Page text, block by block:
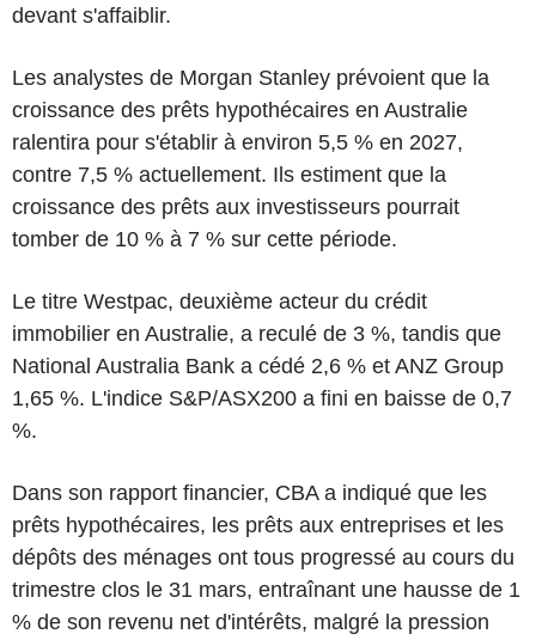
devant s'affaiblir.
Les analystes de Morgan Stanley prévoient que la
croissance des prêts hypothécaires en Australie
ralentira pour s'établir à environ 5,5 % en 2027,
contre 7,5 % actuellement. Ils estiment que la
croissance des prêts aux investisseurs pourrait
tomber de 10 % à 7 % sur cette période.
Le titre Westpac, deuxième acteur du crédit
immobilier en Australie, a reculé de 3 %, tandis que
National Australia Bank a cédé 2,6 % et ANZ Group
1,65 %. L'indice S&P/ASX200 a fini en baisse de 0,7
%.
Dans son rapport financier, CBA a indiqué que les
prêts hypothécaires, les prêts aux entreprises et les
dépôts des ménages ont tous progressé au cours du
trimestre clos le 31 mars, entraînant une hausse de 1
% de son revenu net d'intérêts, malgré la pression